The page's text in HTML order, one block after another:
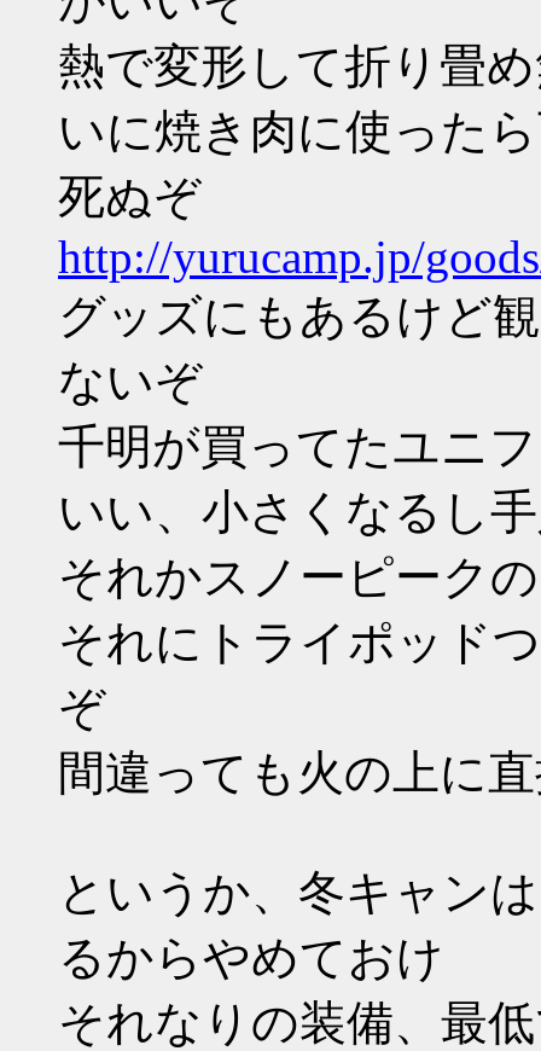
熱で変形して折り畳
いに焼き肉に使った
死ぬぞ
http://yurucamp.jp/
グッズにもあるけど
ないぞ
千明が買ってたユニ
いい、小さくなるし
それかスノーピーク
それにトライポッド
ぞ
間違っても火の上に
というか、冬キャン
るからやめておけ
それなりの装備、最